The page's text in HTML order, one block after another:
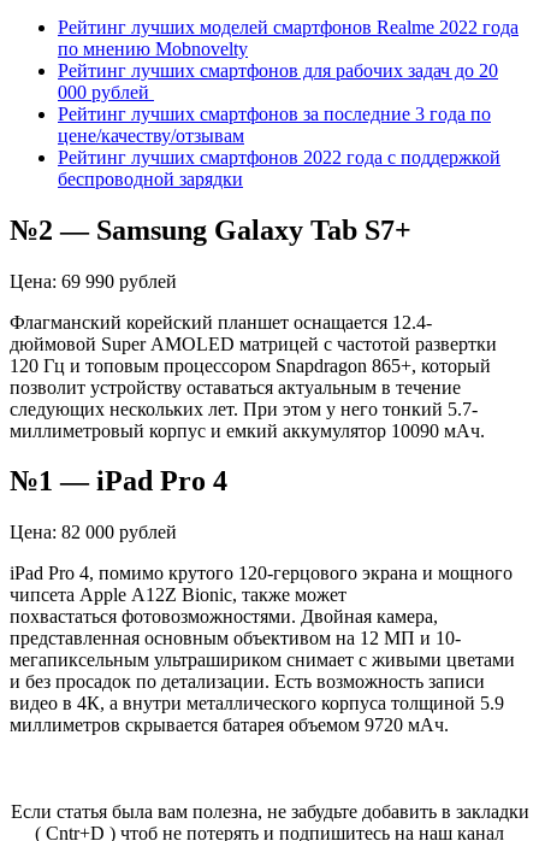
Рейтинг лучших моделей смартфонов Realme 2022 года
по мнению Mobnovelty
Рейтинг лучших смартфонов для рабочих задач до 20
000 рублей
Рейтинг лучших смартфонов за последние 3 года по
цене/качеству/отзывам
Рейтинг лучших смартфонов 2022 года с поддержкой
беспроводной зарядки
№2 — Samsung Galaxy Tab S7+
Цена: 69 990 рублей
Флагманский корейский планшет оснащается 12.4-
дюймовой SuperAMOLED матрицей с частотой развертки
120 Гц и топовым процессором Snapdragon 865+, который
позволит устройству оставаться актуальным в течение
следующих нескольких лет. При этом у него тонкий 5.7-
миллиметровый корпус и емкий аккумулятор 10090 мАч.
№1 —iPad Pro 4
Цена: 82 000 рублей
iPad Pro 4, помимо крутого 120-герцового экрана и мощного
чипсета Apple A12Z Bionic, также может
похвастаться фотовозможностями. Двойная камера,
представленная основным объективом на 12 МП и 10-
мегапиксельным ультрашириком снимает с живыми цветами
и без просадок по детализации. Есть возможность записи
видео в 4К, а внутри металлического корпуса толщиной 5.9
миллиметров скрывается батарея объемом 9720 мАч.
Если статья была вам полезна, не забудьте добавить в закладки
( Cntr+D ) чтоб не потерять и подпишитесь на наш канал